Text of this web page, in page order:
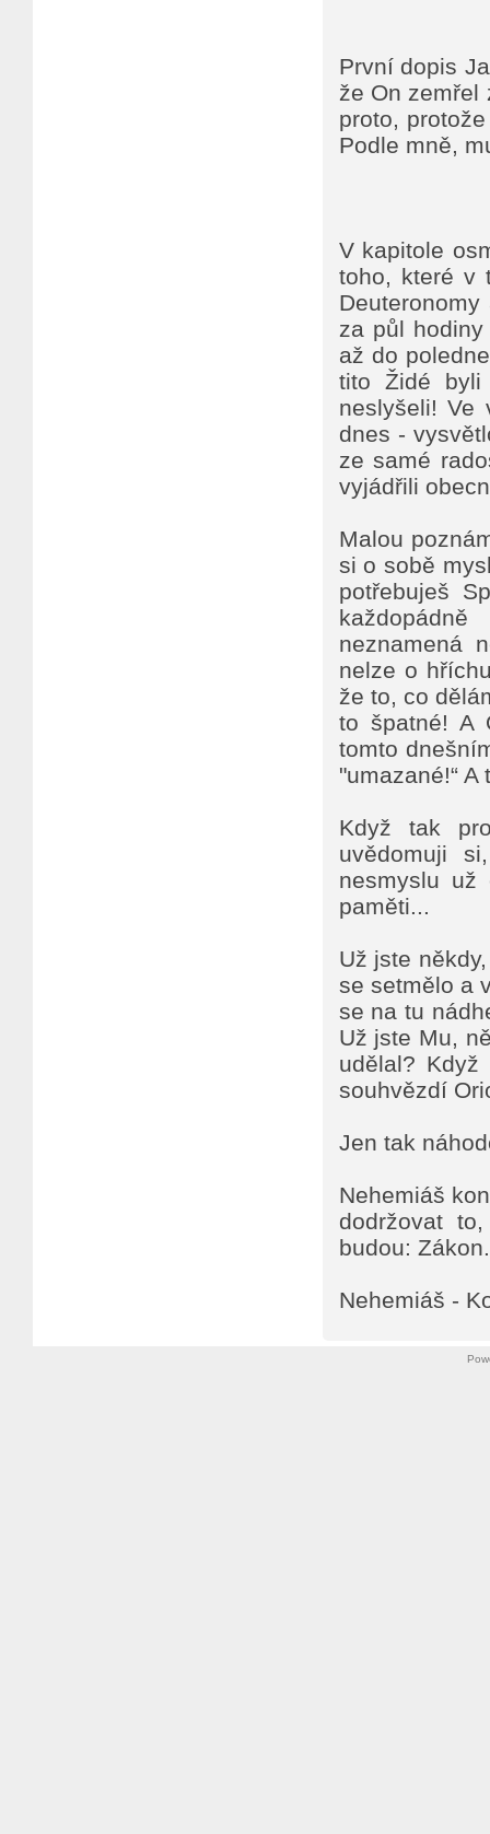
První dopis
že On zemřel
proto,
Podle mně,
V kapitole
toho, které v
za půl
až do
tito Židé byli
neslyšeli! Ve
dnes -
ze samé
vyjádřili
Malou
si o sobě
potřebuješ
neznamená
nelze o
že to, co
to špatné! A
tomto
"umazané!“
Když tak
uvědomuji
nesmyslu už
paměti...
Už jste
se setmělo a
se na tu
Už jste Mu,
udělal?
souhvězdí
Jen tak
Nehemiáš
dodržovat
budou:
Nehemiáš -